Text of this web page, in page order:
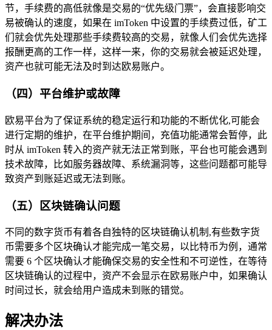
节，手续费的高低就像是交易的“优先级门票”，会直接影响交
易被确认的速度，如果在 imToken 中设置的手续费过低，矿工
们就会优先处理那些手续费较高的交易，就像人们会优先选择
报酬更高的工作一样，这样一来，你的交易就会被延迟处理，
资产也就可能无法及时到达欧易账户。
（四）平台维护或故障
欧易平台为了保证系统的稳定运行和功能的不断优化,可能会
进行定期的维护，在平台维护期间，充值功能通常会暂停，此
时从 imToken 转入的资产就无法正常到账，平台也可能会遇到
技术故障，比如服务器故障、系统漏洞等，这些问题都可能导
致资产到账延迟或无法到账。
（五）区块链确认问题
不同的数字货币有着各自独特的区块链确认机制,有些数字货
币需要多个区块确认才能完成一笔交易，以比特币为例，通常
需要 6 个区块确认才能确保交易的安全性和不可逆性，在等待
区块链确认的过程中，资产不会显示在欧易账户中，如果确认
时间过长，就会给用户造成未到账的错觉。
解决办法